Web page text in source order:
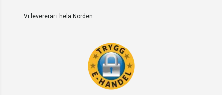
Vi levererar i hela Norden